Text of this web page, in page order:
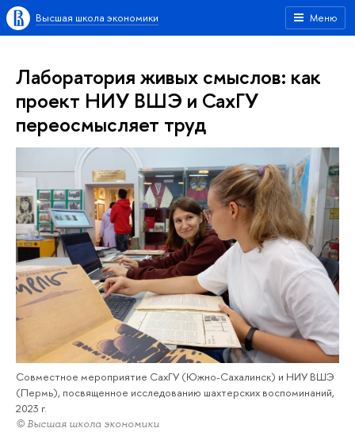
Меню
Высшая школа экономики
Лаборатория живых смыслов: как
проект НИУ ВШЭ и СахГУ
переосмысляет труд
Совместное мероприятие СахГУ (Южно-Сахалинск) и НИУ ВШЭ
(Пермь), посвященное исследованию шахтерских воспоминаний,
2023 г.
© Высшая школа экономики